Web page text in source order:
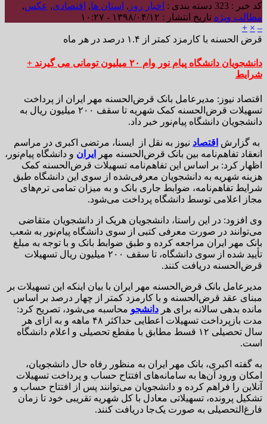
کد خبر : 323 دسته بندی : اخبار روز , استان ها, اقتصادی, عکس,
مطالب ویژه تاریخ انتشار : ۱۳۹۸/۰۴/۱۲ - ۱۰:۲۷
–
×
+
قرض الحسنه با کارمزد کمتر از ۱.۴ درصد در هر ماه
دانشجویان دانشگاه پیام نور وام ۲۰ میلیون تومانی می گیرند +
شرایط
اقتصاد نیوز: مدیرعامل بانک قرض‌الحسنه مهر ایران از پرداخت
تسهیلات قرض‌الحسنه کمک شهریه تا سقف ۲۰۰ میلیون ریال به
دانشجویان دانشگاه پیام‌نور خبر داد.
به گزارش اقتصاد نیوز به نقل از ایسنا، مرتضی اکبری در مراسم
انعقاد تفاهم‌نامه بین بانک قرض‌الحسنه مهر
ایران و دانشگاه پیام‌نور،
اظهار کرد: بر اساس این تفاهم‌نامه تسهیلات قرض‌الحسنه کمک
هزینه شهریه به دانشجویان معرفی‌شده از سوی این دانشگاه طبق
شرایط تفاهم‌نامه، ضوابط جاری بانک و به میزان تمامی ترم‌های
مجاز اعلامی توسط دانشگاه پرداخت می‌شود.
وی افزود: در این راستا، دانشجویان هریک از دانشجویان متقاضی
می‌توانند در صورت معرفی کتبی از سوی دانشگاه پیام‌نور به شعب
بانک مهر ایران مراجعه کرده و طبق ضوابط بانک و با توجه به مبلغ
تأیید شده از سوی دانشگاه، تا سقف ۲۰۰ میلیون ریال تسهیلات
قرض‌الحسنه دریافت کنند.
مدیرعامل بانک قرض‌الحسنه مهر ایران با بیان اینکه این تسهیلات بر
مبنای عقد قرض‌الحسنه و با کارمزد کمتر از چهار درصد بر اساس
مانده بدهی سالانه برای هر دانشجو محاسبه می‌شود، تصریح کرد:
مدت بازپرداخت تسهیلات اعطایی حداکثر ۴۸ ماهه و به ازای هر
سال تحصیلی ۱۲ قسط مطابق با مقطع تحصیلی و اعلام دانشگاه
است.
به گفته اکبری، بانک مهر ایران به منظور رفاه حال دانشجویان،
امکان ورود آن‌ها به سامانه‌های افتتاح حساب و پرداخت تسهیلات
آنلاین را فراهم کرده و دانشجویان می‌توانند پس از افتتاح حساب و
تشکیل پرونده، تسهیلاتی معادل با کل شهریه تقریبی خود تا زمان
فارغ‌التحصیلی به صورت یک‌جا دریافت کنند.